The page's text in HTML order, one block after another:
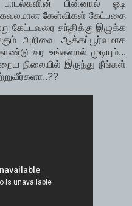
பின்னால் ஓடி
கேள்விகள் கேட்பதை
கேட்டவரை சந்திக்கு இழுக்க
அறிவை ஆக்கப்பூர்வமாக
வர உங்களால் முடியும்...
நிலையில் இருந்து நீங்கள்